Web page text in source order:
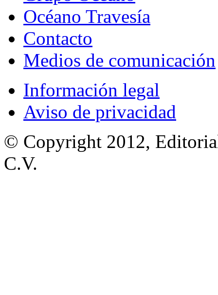
Océano Travesía
Contacto
Medios de comunicación
Información legal
Aviso de privacidad
© Copyright 2012,
C.V.